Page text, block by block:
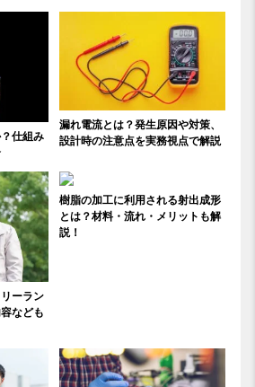
仕組み
漏れ電流とは？発生原因や対策、
設計時の注意点を実務視点で解説
ーラン
なども
樹脂の加工に利用される射出成形
とは？材料・流れ・メリットも解
説！